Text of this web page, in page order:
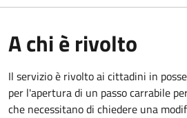
A chi è rivolto
Il servizio è rivolto ai cittadini in
per l'apertura di un passo carrabile
che necessitano di chiedere una